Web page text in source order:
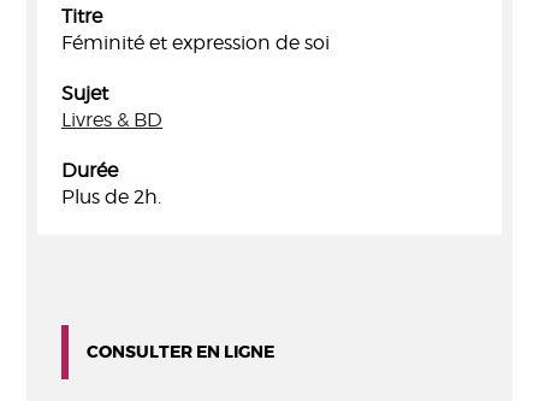
Titre
Féminité et expression de soi
Sujet
Livres & BD
Durée
Plus de 2h.
CONSULTER EN LIGNE